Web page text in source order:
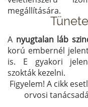
megállítására.
A nyugtalan láb
korú embernél
is. E gyakori
szokták kezelni.
Figyelem! A cikk
orvosi